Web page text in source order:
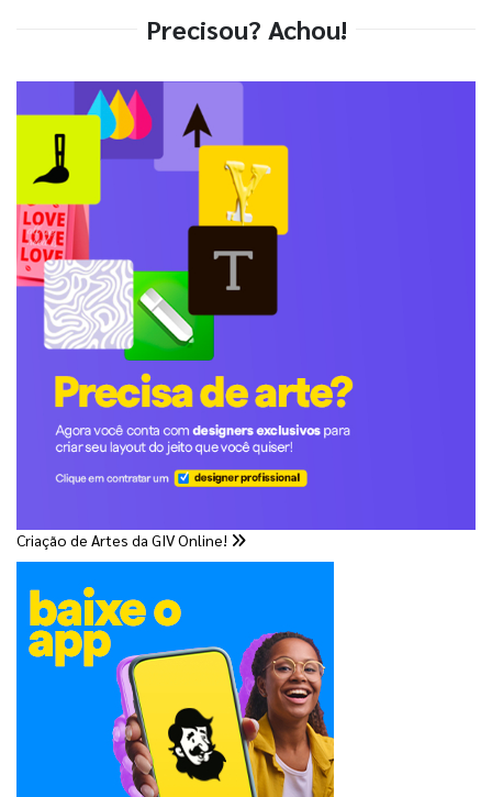
Precisou? Achou!
Criação de Artes da GIV Online!